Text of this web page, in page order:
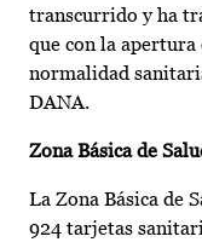
transcurrido y ha
que con la
normalidad
DANA.
Zona Básica de
La Zona Básica de
924 tarjetas